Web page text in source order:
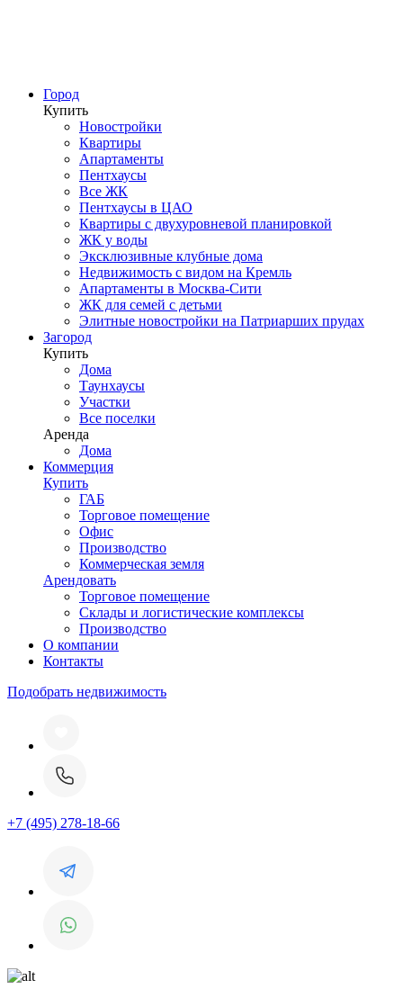
Город
Купить
Новостройки
Квартиры
Апартаменты
Пентхаусы
Все ЖК
Пентхаусы в ЦАО
Квартиры с двухуровневой планировкой
ЖК у воды
Эксклюзивные клубные дома
Недвижимость с видом на Кремль
Апартаменты в Москва-Сити
ЖК для семей с детьми
Элитные новостройки на Патриарших прудах
Загород
Купить
Дома
Таунхаусы
Участки
Все поселки
Аренда
Дома
Коммерция
Купить
ГАБ
Торговое помещение
Офис
Производство
Коммерческая земля
Арендовать
Торговое помещение
Склады и логистические комплексы
Производство
О компании
Контакты
Подобрать недвижимость
+7 (495) 278-18-66